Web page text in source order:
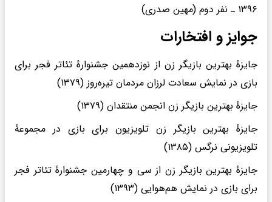
۱۳۹۶ ـ نفر دوم (مهین صدری)
جوایز و افتخارات
جایزهٔ بهترین بازیگر زن از نوزدهمین جشنوارهٔ تئاتر فجر برای
بازی در نمایش سعادت لرزان مردمان تیره‌روز (۱۳۷۹)
جایزهٔ بهترین بازیگر زن انجمن منتقدان (۱۳۷۹)
جایزهٔ بهترین بازیگر زن تلویزیون برای بازی در مجموعهٔ
تلویزیونی نرگس (۱۳۸۵)
جایزهٔ بهترین بازیگر زن از سی و چهارمین جشنوارهٔ تئاتر فجر
برای بازی در نمایش هم‌هوایی (۱۳۹۳)